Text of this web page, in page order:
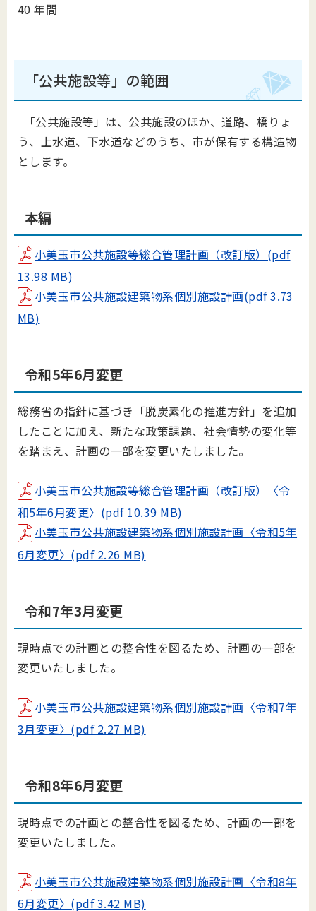
40 年間
「公共施設等」の範囲
「公共施設等」は、公共施設のほか、道路、橋りょ
う、上水道、下水道などのうち、市が保有する構造物
とします。
本編
小美玉市公共施設等総合管理計画（改訂版）(pdf
13.98 MB)
小美玉市公共施設建築物系個別施設計画(pdf 3.73
MB)
令和5年6月変更
総務省の指針に基づき「脱炭素化の推進方針」を追加
したことに加え、新たな政策課題、社会情勢の変化等
を踏まえ、計画の一部を変更いたしました。
小美玉市公共施設等総合管理計画（改訂版）〈令
和5年6月変更〉(pdf 10.39 MB)
小美玉市公共施設建築物系個別施設計画〈令和5年
6月変更〉(pdf 2.26 MB)
令和7年3月変更
現時点での計画との整合性を図るため、計画の一部を
変更いたしました。
小美玉市公共施設建築物系個別施設計画〈令和7年
3月変更〉(pdf 2.27 MB)
令和8年6月変更
現時点での計画との整合性を図るため、計画の一部を
変更いたしました。
小美玉市公共施設建築物系個別施設計画〈令和8年
6月変更〉(pdf 3.42 MB)